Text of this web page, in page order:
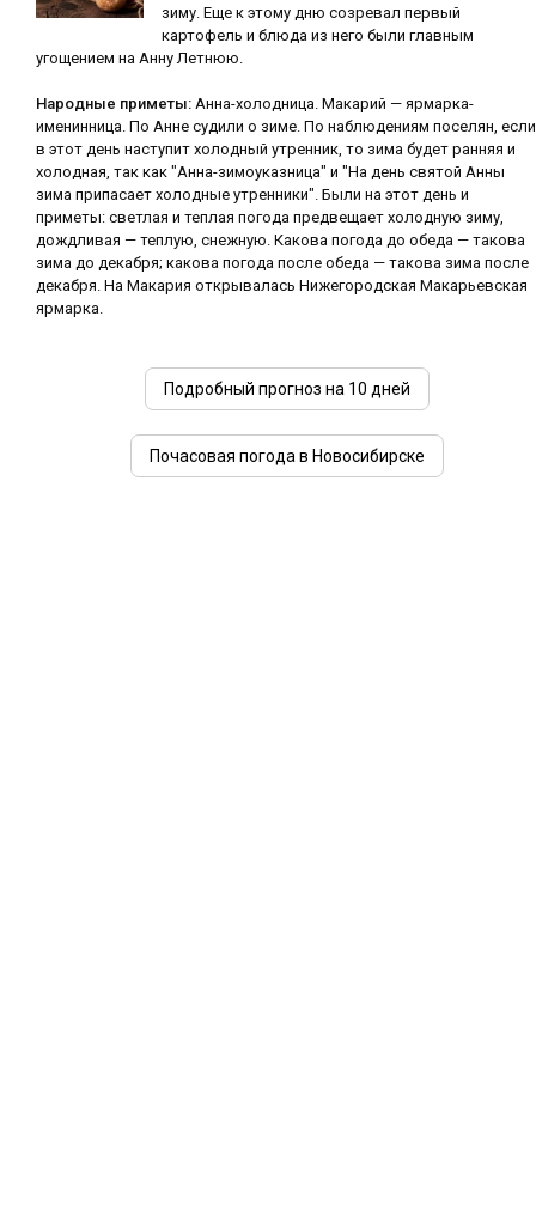
зиму. Еще к этому дню созревал первый
картофель и блюда из него были главным
угощением на Анну Летнюю.
Народные приметы: Анна-холодница. Макарий — ярмарка-
именинница. По Анне судили о зиме. По наблюдениям поселян, если
в этот день наступит холодный утренник, то зима будет ранняя и
холодная, так как "Анна-зимоуказница" и "На день святой Анны
зима припасает холодные утренники". Были на этот день и
приметы: светлая и теплая погода предвещает холодную зиму,
дождливая — теплую, снежную. Какова погода до обеда — такова
зима до декабря; какова погода после обеда — такова зима после
декабря. На Макария открывалась Нижегородская Макарьевская
ярмарка.
Подробный прогноз на 10 дней
Почасовая погода в Новосибирске